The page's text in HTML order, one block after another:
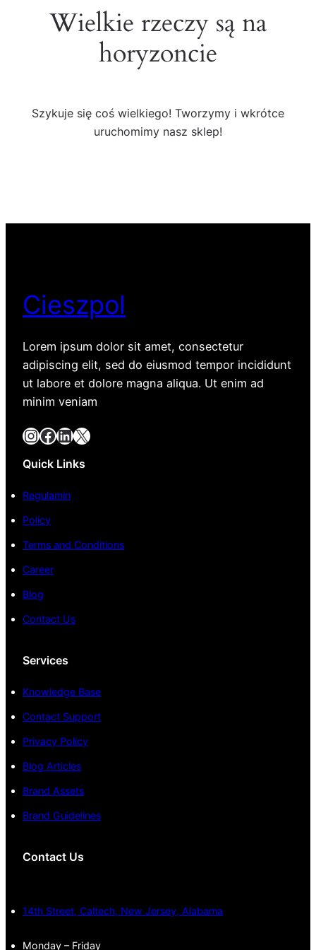
Wielkie rzeczy są na
horyzoncie
Szykuje się coś wielkiego! Tworzymy i wkrótce
uruchomimy nasz sklep!
Cieszpol
Lorem ipsum dolor sit amet, consectetur
adipiscing elit, sed do eiusmod tempor incididunt
ut labore et dolore magna aliqua. Ut enim ad
minim veniam
InstagramFacebook LinkedIn X
Quick Links
Regulamin
Policy
Terms and Conditions
Career
Blog
Contact Us
Services
Knowledge Base
Contact Support
Privacy Policy
Blog Articles
Brand Assets
Brand Guidelines
Contact Us
14th Street, Caltech, New Jersey, Alabama
Monday – Friday